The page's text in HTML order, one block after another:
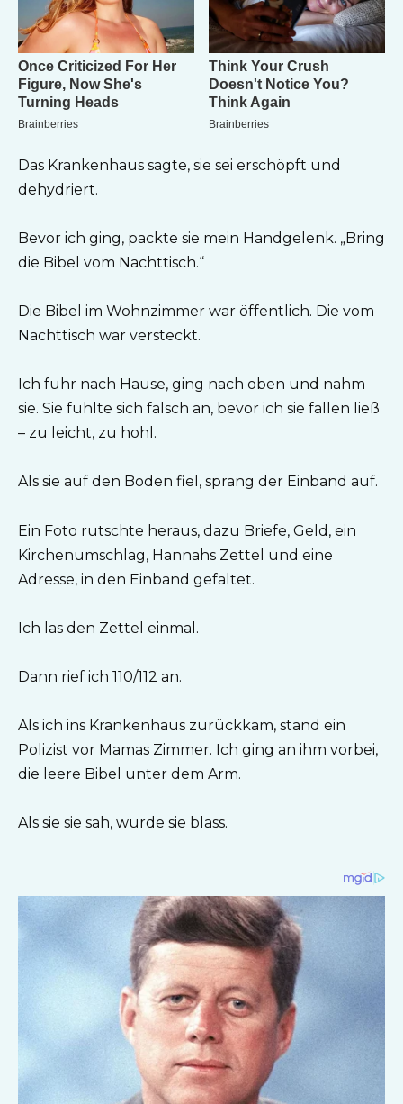
Das Krankenhaus sagte, sie sei erschöpft und
dehydriert.
Bevor ich ging, packte sie mein Handgelenk. „Bring
die Bibel vom Nachttisch.“
Die Bibel im Wohnzimmer war öffentlich. Die vom
Nachttisch war versteckt.
Ich fuhr nach Hause, ging nach oben und nahm
sie. Sie fühlte sich falsch an, bevor ich sie fallen ließ
– zu leicht, zu hohl.
Als sie auf den Boden fiel, sprang der Einband auf.
Ein Foto rutschte heraus, dazu Briefe, Geld, ein
Kirchenumschlag, Hannahs Zettel und eine
Adresse, in den Einband gefaltet.
Ich las den Zettel einmal.
Dann rief ich 110/112 an.
Als ich ins Krankenhaus zurückkam, stand ein
Polizist vor Mamas Zimmer. Ich ging an ihm vorbei,
die leere Bibel unter dem Arm.
Als sie sie sah, wurde sie blass.